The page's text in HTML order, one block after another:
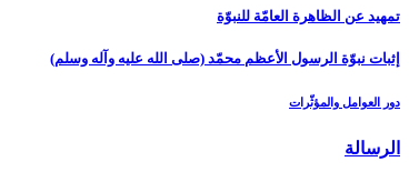
تمهيد عن الظاهرة العامّة للنبوّة
إثبات نبوّة الرسول الأعظم محمّد (صلى الله عليه وآله وسلم)
دور العوامل والمؤثّرات
الرسالة